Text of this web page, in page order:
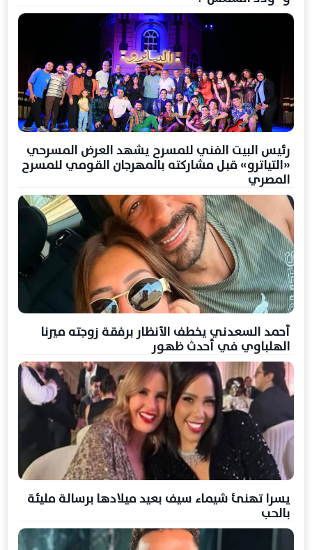
رئيس البيت الفني للمسرح يشهد العرض المسرحي
«التياترو» قبل مشاركته بالمهرجان القومي للمسرح
المصري
أحمد السعدني يخطف الأنظار برفقة زوجته ميرنا
الهلباوي في أحدث ظهور
يسرا تهنئ شيماء سيف بعيد ميلادها برسالة مليئة
بالحب